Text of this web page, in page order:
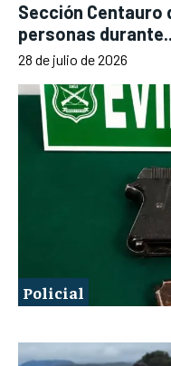
Sección Centauro
personas
28 de julio de 2026
Policial